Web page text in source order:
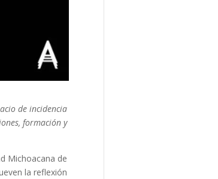
de incidencia
formación y
Michoacana de
la reflexión